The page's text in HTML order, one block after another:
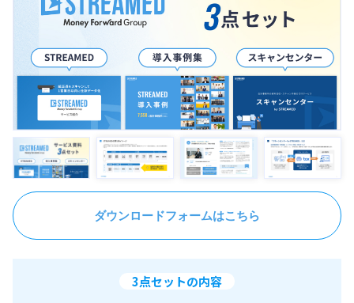
ダウンロードフォームはこちら
3点セットの内容